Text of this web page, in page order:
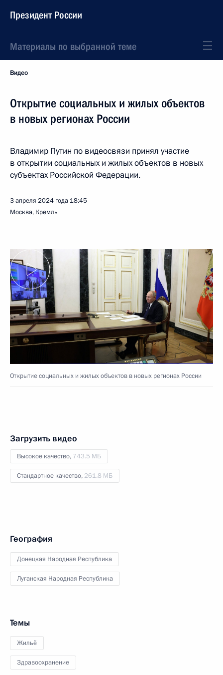
Президент России
Материалы по выбранной теме
Видео
Открытие социальных и жилых объектов
в новых регионах России
Владимир Путин по видеосвязи принял участие
в открытии социальных и жилых объектов в новых
субъектах Российской Федерации.
3 апреля 2024 года 18:45
Москва, Кремль
Открытие социальных и жилых объектов в новых регионах России
Загрузить видео
Высокое качество, 743.5 МБ
Стандартное качество, 261.8 МБ
География
Донецкая Народная Республика
Луганская Народная Республика
Темы
Жильё
Здравоохранение